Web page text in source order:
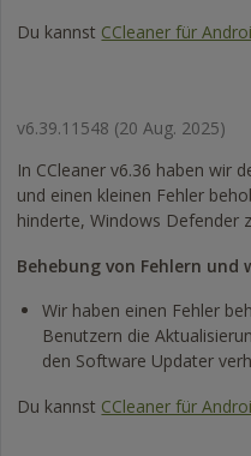
Du kannst CCleaner für
v6.39.11548 (20 Aug. 2025)
In CCleaner v6.36 haben wir
und einen kleinen Fehler
hinderte, Windows Defender
Behebung von Fehlern und
Wir haben einen Fehler
Benutzern die
den Software Updater
Du kannst CCleaner für